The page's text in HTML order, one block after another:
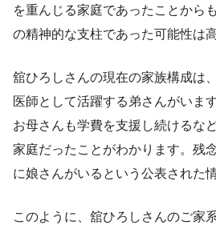
を重んじる家庭であったことから
の精神的な支柱であった可能性は
舘ひろしさんの現在の家族構成は
医師として活躍する弟さんがいま
お母さんも学費を支援し続けるな
家庭だったことがわかります。残
に娘さんがいるという公表された
このように、舘ひろしさんのご家